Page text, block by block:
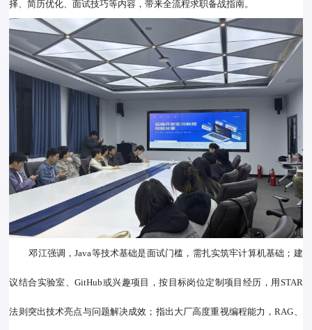
择、简历优化、面试技巧等内容，带来全流程求职备战指南。
邓江强调，Java等技术基础是面试门槛，需扎实筑牢计算机基础；建
议结合实验室、GitHub或兴趣项目，按目标岗位定制项目经历，用STAR
法则突出技术亮点与问题解决成效；指出大厂高度重视编程能力，RAG、